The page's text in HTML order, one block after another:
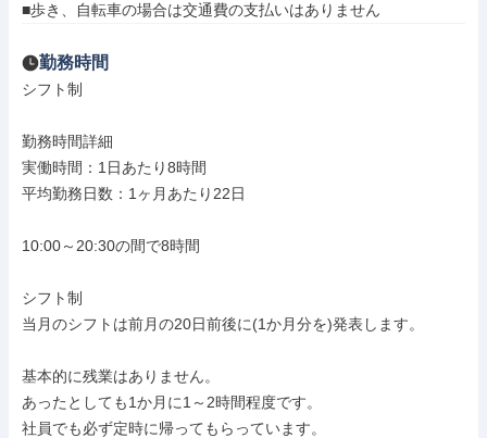
■歩き、自転車の場合は交通費の支払いはありません
勤務時間
シフト制
勤務時間詳細
実働時間：1日あたり8時間
平均勤務日数：1ヶ月あたり22日
10:00～20:30の間で8時間
シフト制
当月のシフトは前月の20日前後に(1か月分を)発表します。
基本的に残業はありません。
あったとしても1か月に1～2時間程度です。
社員でも必ず定時に帰ってもらっています。